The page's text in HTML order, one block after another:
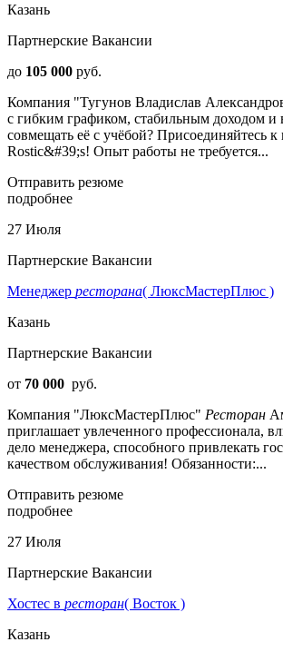
Казань
Партнерские Вакансии
до 105 000 руб.
Компания "Тугунов Владислав
с гибким графиком, стабильным доходом и
совмещать её с учёбой? Присоединяйтесь к
Rostic&#39;s! Опыт работы не требуется...
Отправить резюме
подробнее
27 Июля
Партнерские Вакансии
Менеджер ресторана( ЛюксМастерПлюс )
Казань
Партнерские Вакансии
от 70 000 руб.
Компания "ЛюксМастерПлюс" Ресторан
приглашает увлеченного профессионала,
дело менеджера, способного привлекать
качеством обслуживания! Обязанности:...
Отправить резюме
подробнее
27 Июля
Партнерские Вакансии
Хостес в ресторан( Восток )
Казань